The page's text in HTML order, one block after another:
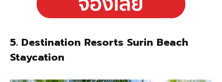
5. Destination Resorts Surin Beach
Staycation